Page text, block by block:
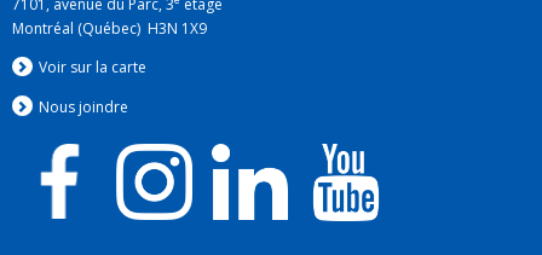
Montréal (Québec) H3N 1X9
Voir sur la carte
Nous joindre